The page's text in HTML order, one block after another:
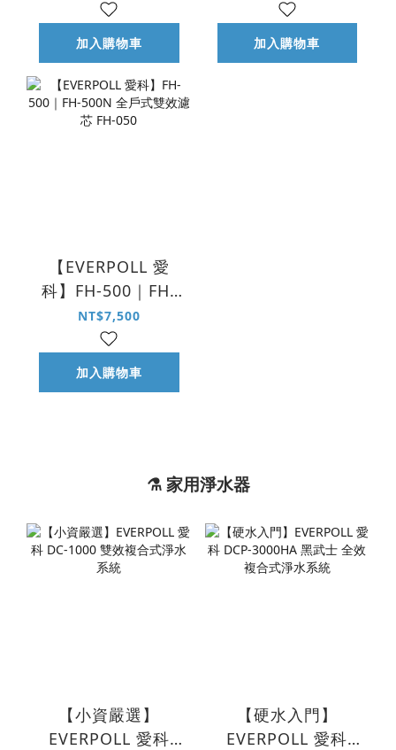
加入購物車 加入購物車
【EVERPOLL 愛
科】FH-500｜FH-
500N 全戶式雙效濾
芯 FH-050
NT$7,500
加入購物車
⚗️ 家用淨水器
【小資嚴選】
EVERPOLL 愛科
【硬水入門】
EVERPOLL 愛科